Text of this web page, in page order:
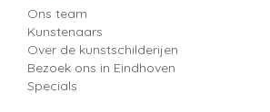
Ons team
Kunstenaars
Over de kunstschilderijen
Bezoek ons in Eindhoven
Specials